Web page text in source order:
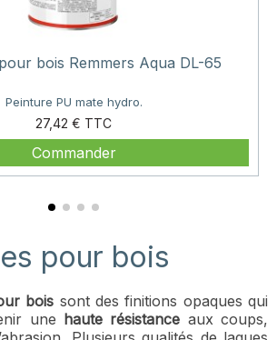
bois Remmers Aqua DL-65
Peinture PU mate hydro.
27,42 €
Prix
Commander
pour bois
bois sont des finitions opaques qui
une haute résistance aux coups,